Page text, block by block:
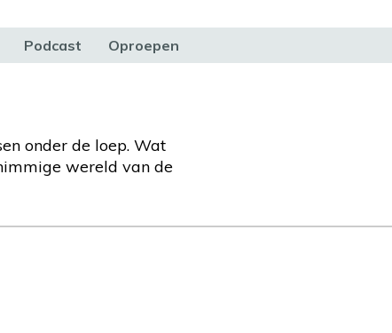
Podcast Oproepen
onder de loep. Wat
wereld van de